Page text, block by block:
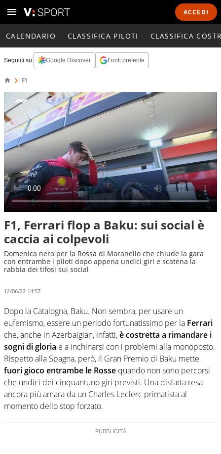
ACCEDI
CALENDARIO CLASSIFICA PILOTI CLASSIFICA
Seguici su: Google Discover Fonti preferite
F1
F1, Ferrari flop a Baku: sui social è
caccia ai colpevoli
Domenica nera per la Rossa di Maranello che chiude la gara
con entrambe i piloti dopo appena undici giri e scatena la
rabbia dei tifosi sui social
12/06/22 14:57
Dopo la Catalogna, Baku. Non sembra, per usare un
eufemismo, essere un periodo fortunatissimo per la Ferrari
che, anche in Azerbaigian, infatti,è costretta a rimandare i
sogni di gloria e a inchinarsi con i problemi alla monoposto.
Rispetto alla Spagna, però, il Gran Premio di Baku mette
fuori gioco entrambe le Rosse quando non sono percorsi
che undici dei cinquantuno giri previsti. Una disfatta resa
ancora più amara da un Charles Leclerc primatista al
momento dello stop forzato.